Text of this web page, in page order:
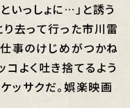
いっしょに…」と誘う
り去って行った市川雷
仕事のけじめがつかね
よく吐き捨てるよう
ッサクだ。娯楽映画